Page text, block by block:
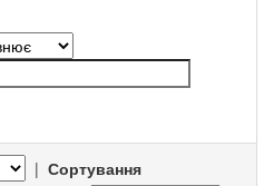
| Сортування